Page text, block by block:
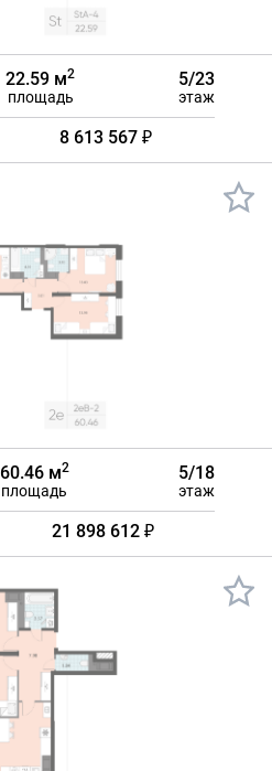
22.59 м2
площадь
5/23
этаж
8 613 567 ₽
60.46 м2
площадь
5/18
этаж
21 898 612 ₽